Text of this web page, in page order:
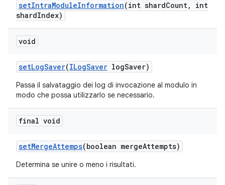
setIntraModuleInformation(int shardCount,
int
shardIndex)
void
setLogSaver(ILogSaver logSaver)
Passa il salvataggio dei log di invocazione al modulo in
modo che possa utilizzarlo se necessario.
final void
setMergeAttemps(boolean mergeAttempts)
Determina se unire o meno i risultati.